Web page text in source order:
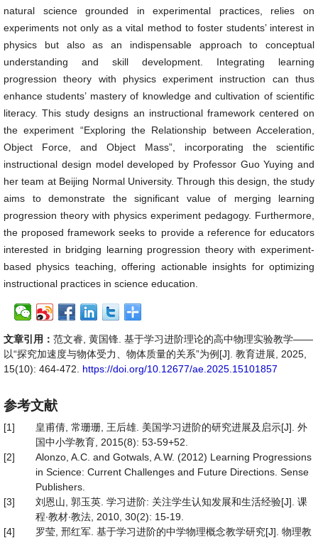
natural science grounded in experimental practices, relies on
experiments not only as a vital method to foster students’ interest in
physics but also as an indispensable approach to conceptual
understanding and skill development. Integrating learning
progression theory with physics experiment instruction can thus
enhance students’ mastery of knowledge and cultivation of scientific
literacy. This study designs an instructional framework centered on
the experiment “Exploring the Relationship between Acceleration,
Object Force, and Object Mass”, incorporating the scientific
instructional design model developed by Professor Guo Yuying and
her team at Beijing Normal University. Through this design, the study
aims to demonstrate the significant value of merging learning
progression theory with physics experiment pedagogy. Furthermore,
the proposed framework seeks to provide a reference for educators
interested in bridging learning progression theory with experiment-
based physics teaching, offering actionable insights for optimizing
instructional practices in science education.
文章引用： 范文睿, 黄国锋. 基于学习进阶理论的高中物理实验教学——
以“探究加速度与物体受力、物体质量的关系”为例[J]. 教育进展, 2025,
15(10): 464-472. https://doi.org/10.12677/ae.2025.15101857
参考文献
[1]
皇甫倩, 常珊珊, 王后雄. 美国学习进阶的研究进展及启示[J]. 外
国中小学教育, 2015(8): 53-59+52.
[2]
Alonzo, A.C. and Gotwals, A.W. (2012) Learning Progressions
in Science: Current Challenges and Future Directions. Sense
Publishers.
[3]
刘恩山, 郭玉英. 学习进阶: 关注学生认知发展和生活经验[J]. 课
程∙教材∙教法, 2010, 30(2): 15-19.
[4]
罗莹, 邢红军. 基于学习进阶的中学物理概念教学研究[J]. 物理教